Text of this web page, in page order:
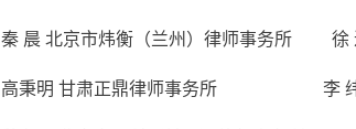
秦 晨 北京市炜衡（兰州）律师事务所 徐
高秉明 甘肃正鼎律师事务所 李 纬 北